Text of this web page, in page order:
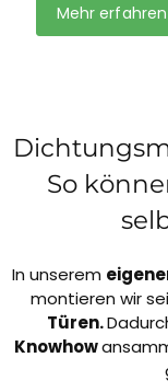
Mehr erfahren
So
In unserem
montieren wir
Türen.
Knowhow